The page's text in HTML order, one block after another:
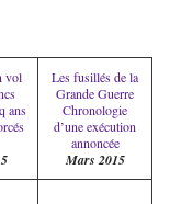
vol
ans
Les fusillés de la
Grande Guerre
Chronologie
d’une exécution
annoncée
Mars 2015